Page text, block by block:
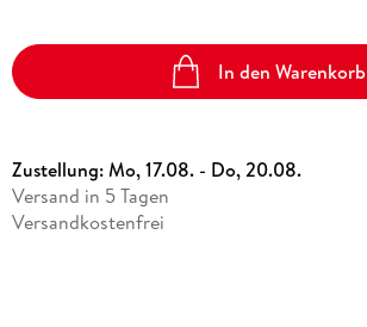
In den Warenkorb
Zustellung:Mo, 17.08. - Do, 20.08.
Versand in 5 Tagen
Versandkostenfrei